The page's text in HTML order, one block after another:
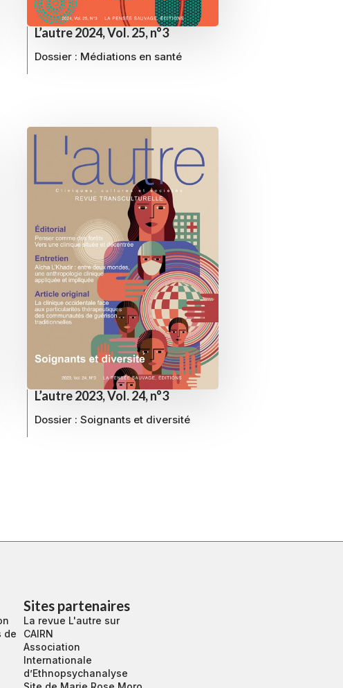
L’autre 2024, Vol. 25, n°3
Dossier : Médiations en santé
L’autre 2023, Vol. 24, n°3
Dossier : Soignants et diversité
de
Sites partenaires
La revue L'autre sur
CAIRN
Association
Internationale
d’Ethnopsychanalyse